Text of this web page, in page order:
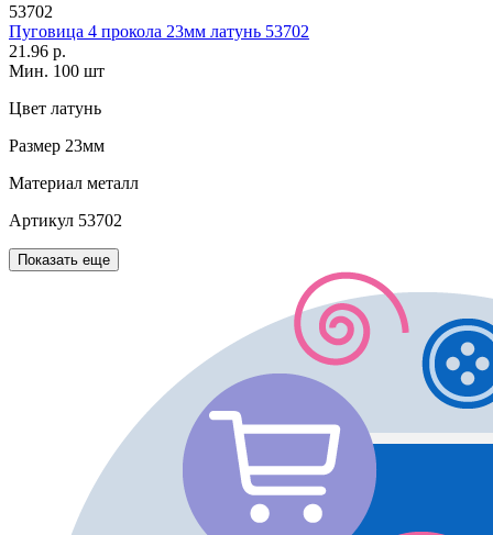
53702
Пуговица 4 прокола 23мм латунь 53702
21.96 р.
Мин. 100 шт
Цвет латунь
Размер 23мм
Материал металл
Артикул 53702
Показать еще